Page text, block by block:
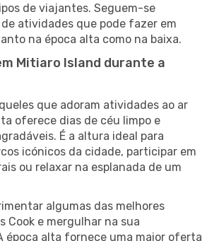
de viajantes. Seguem-se
atividades que pode fazer em
na época alta como na baixa.
Mitiaro Island durante a
que adoram atividades ao ar
oferece dias de céu limpo e
É a altura ideal para
icónicos da cidade, participar em
ou relaxar na esplanada de um
algumas das melhores
Cook e mergulhar na sua
época alta fornece uma maior oferta